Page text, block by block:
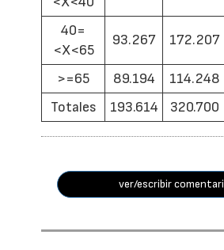
40=
<X<65
93.267 172.207
>=65 89.194 114.248
Totales
193.614 320.700
ver/escribir